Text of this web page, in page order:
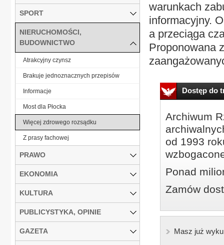
warunkach
informacyjny.
a przeciąga
Proponowana
Dostęp do
Archiwum
od 1993
Ponad
Zamów
Masz już
SPORT
NIERUCHOMOŚCI,
BUDOWNICTWO
Atrakcyjny czynsz
Brakuje jednoznacznych przepisów
Informacje
Most dla Płocka
Więcej zdrowego rozsądku
Z prasy fachowej
PRAWO
EKONOMIA
KULTURA
PUBLICYSTYKA, OPINIE
GAZETA